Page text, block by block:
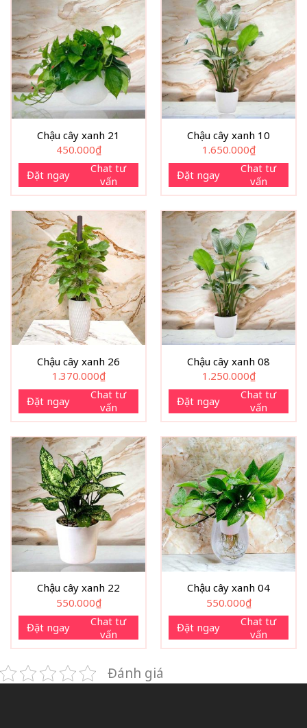
Chậu cây xanh 21
450.000₫
Đặt ngay
Chat tư
vấn
Chậu cây xanh 10
1.650.000₫
Đặt ngay
Chat tư
vấn
Chậu cây xanh 26
1.370.000₫
Đặt ngay
Chat tư
vấn
Chậu cây xanh 08
1.250.000₫
Đặt ngay
Chat tư
vấn
Chậu cây xanh 22
550.000₫
Đặt ngay
Chat tư
vấn
Chậu cây xanh 04
550.000₫
Đặt ngay
Chat tư
vấn
Đánh giá